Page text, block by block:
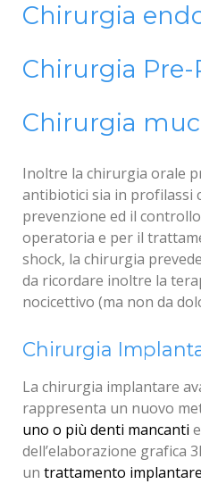
Chirurgia
Chirurgia Pre-
Chirurgia
Inoltre la chirurgia orale
antibiotici sia in profilassi
prevenzione ed il
operatoria e per il
shock, la chirurgia
da ricordare inoltre la
nocicettivo (ma non da
Chirurgia
La chirurgia
specializzazione medica
interventi chirurgici legati
patologie del cavo orale
curate con trattamenti
Chirurgia
La chirurgia implantare
rappresenta un nuovo
uno o più denti mancanti
dell’elaborazione grafica
un trattamento